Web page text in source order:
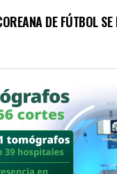
DE FÚTBOL